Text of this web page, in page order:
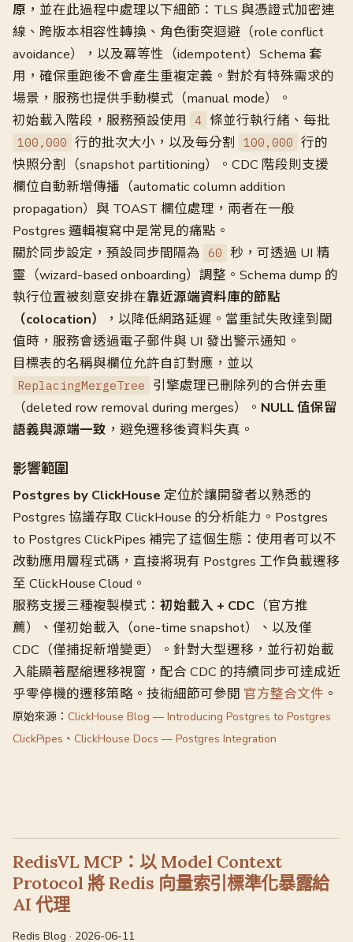
原 ，並在此過程中處理以下細節：TLS 與憑證式加密連
線、跨版本相容性轉換、角色衝突迴避（role conflict
avoidance），以及冪等性（idempotent）Schema 套
用，確保重跑後不會產生重複定義。對於有特殊需求的
場景，服務也提供手動模式（manual mode）。
初始載入階段，服務預設使用
4 條並行執行緒、每批
100,000 行的批次大小，以及每分割 100,000 行的
快照分割（snapshot partitioning）。CDC 階段則支援
欄位自動新增傳播（automatic column addition
propagation）與 TOAST 欄位處理，兩者在一般
Postgres 邏輯複寫中是常見的痛點。
關於同步設定，預設同步間隔為 60
秒，可透過 UI 精
靈（wizard-based onboarding）調整。Schema dump 的
執行位置被刻意安排在靠近源端資料庫的節點
（colocation）
，以降低網路延遲。當重試失敗達到閾
值時，服務會透過電子郵件與 UI 發出警示通知。
目標表的名稱與欄位允許自訂對應，並以
ReplacingMergeTree
引擎處理已刪除列的合併去重
（deleted row removal during merges）。 NULL 值保留
語義與源端一致 ，避免遷移後資料失真。
影響範圍
Postgres by ClickHouse 定位於讓開發者以熟悉的
Postgres 協議存取 ClickHouse 的分析能力。Postgres
to Postgres ClickPipes 補完了這個生態：使用者可以不
改動應用層程式碼，直接將現有 Postgres 工作負載遷移
至 ClickHouse Cloud。
服務支援三種複製模式： 初始載入 + CDC （官方推
薦）、僅初始載入（one-time snapshot）、以及僅
CDC（僅捕捉新增變更）。針對大型遷移，並行初始載
入能顯著壓縮遷移視窗，配合 CDC 的持續同步可達成近
乎零停機的遷移策略。技術細節可參閱 官方整合文件 。
原始來源： ClickHouse Blog — Introducing Postgres to Postgres
ClickPipes 、 ClickHouse Docs — Postgres Integration
RedisVL MCP：以 Model Context
Protocol 將 Redis 向量索引標準化暴露給
AI 代理
Redis Blog · 2026-06-11